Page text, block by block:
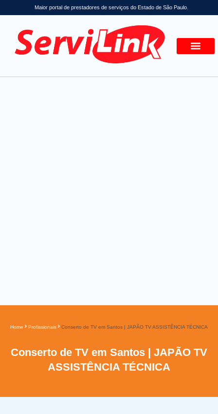
Maior portal de prestadores de serviços do Estado de São Paulo.
Home Profissionais Conserto de TV em Santos | JAPÃO TV ASSISTÊNCIA TÉCNICA
Conserto de TV em Santos | JAPÃO TV
ASSISTÊNCIA TÉCNICA